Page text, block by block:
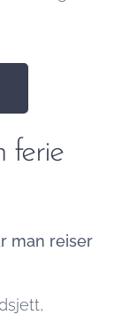
ferie
man reiser